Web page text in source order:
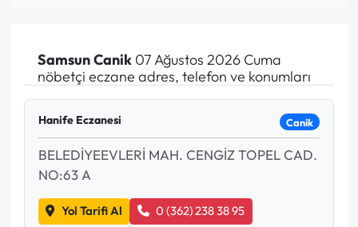
SamsunCanik07 Ağustos 2026 Cuma
nöbetçi eczane adres, telefon ve konumları
Hanife Eczanesi Canik
BELEDİYEEVLERİ MAH. CENGİZ TOPEL CAD.
NO:63 A
Yol Tarifi Al 0 (362) 238 38 95